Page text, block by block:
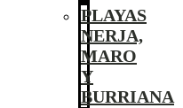
PLAYAS
NERJA,
MARO
Y
BURRIANA